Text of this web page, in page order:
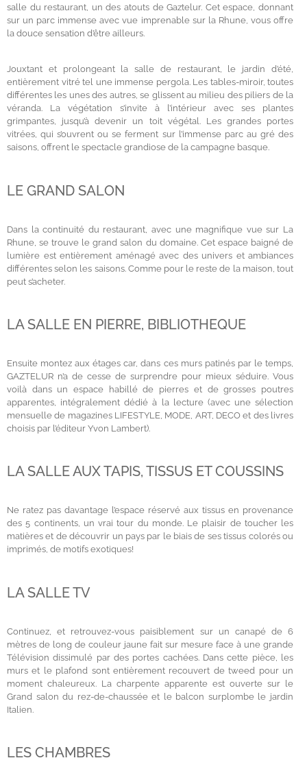
salle du restaurant, un des atouts de Gaztelur. Cet espace, donnant
sur un parc immense avec vue imprenable sur la Rhune, vous offre
la douce sensation d’être ailleurs.
Jouxtant et prolongeant la salle de restaurant, le jardin d’été,
entièrement vitré tel une immense pergola. Les tables-miroir, toutes
différentes les unes des autres, se glissent au milieu des piliers de la
véranda. La végétation s’invite à l’intérieur avec ses plantes
grimpantes, jusqu’à devenir un toit végétal. Les grandes portes
vitrées, qui s’ouvrent ou se ferment sur l’immense parc au gré des
saisons, offrent le spectacle grandiose de la campagne basque.
LE GRAND SALON
Dans la continuité du restaurant, avec une magnifique vue sur La
Rhune, se trouve le grand salon du domaine. Cet espace baigné de
lumière est entièrement aménagé avec des univers et ambiances
différentes selon les saisons. Comme pour le reste de la maison, tout
peut s’acheter.
LA SALLE EN PIERRE, BIBLIOTHEQUE
Ensuite montez aux étages car, dans ces murs patinés par le temps,
GAZTELUR n’a de cesse de surprendre pour mieux séduire. Vous
voilà dans un espace habillé de pierres et de grosses poutres
apparentes, intégralement dédié à la lecture (avec une sélection
mensuelle de magazines LIFESTYLE, MODE, ART, DECO et des livres
choisis par l’éditeur Yvon Lambert).
LA SALLE AUX TAPIS, TISSUS ET COUSSINS
Ne ratez pas davantage l’espace réservé aux tissus en provenance
des 5 continents, un vrai tour du monde. Le plaisir de toucher les
matières et de découvrir un pays par le biais de ses tissus colorés ou
imprimés, de motifs exotiques!
LA SALLE TV
Continuez, et retrouvez-vous paisiblement sur un canapé de 6
mètres de long de couleur jaune fait sur mesure face à une grande
Télévision dissimulé par des portes cachées. Dans cette pièce, les
murs et le plafond sont entièrement recouvert de tweed pour un
moment chaleureux. La charpente apparente est ouverte sur le
Grand salon du rez-de-chaussée et le balcon surplombe le jardin
Italien.
LES CHAMBRES